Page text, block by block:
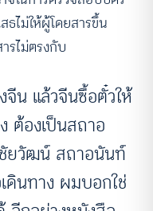
ธไม่ให้ผู้โดยสารขึ้น
รไม่ตรงกับ
จีน แล้วจีนซื้อตั๋วให้
ต้องเป็นสถาอ
ยวัฒน์ สถาอนันท์
ดินทาง ผมบอกใช่